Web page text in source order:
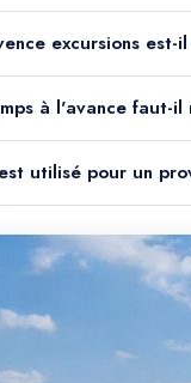
excursions
à l'avance faut-
utilisé pour un